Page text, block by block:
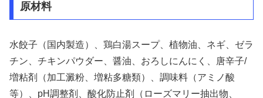
原材料
水餃子（国内製造）、鶏白湯スープ、植物油、ネギ、ゼラ
チン、チキンパウダー、醤油、おろしにんにく、唐辛子/
増粘剤（加工澱粉、増粘多糖類）、調味料（アミノ酸
等）、pH調整剤、酸化防止剤（ローズマリー抽出物、